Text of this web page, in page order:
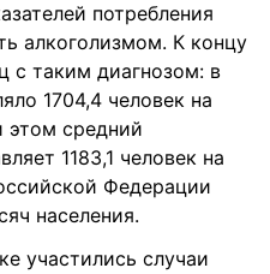
потребления
алкоголизмом. К концу
с таким диагнозом: в
1704,4 человек на
этом средний
1183,1 человек на
Федерации
населения.
участились случаи